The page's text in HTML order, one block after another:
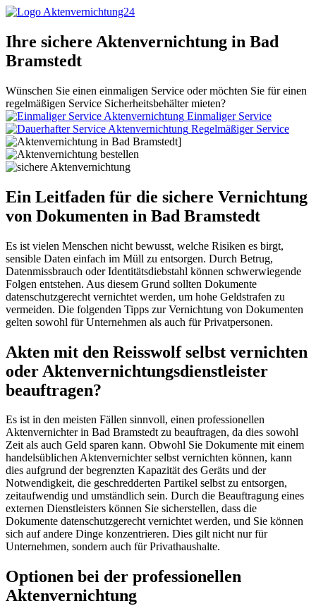
Ihre sichere Aktenvernichtung in Bad
Bramstedt
Wünschen Sie einen einmaligen Service oder möchten Sie für einen
regelmäßigen Service Sicherheitsbehälter mieten?
Einmaliger Service
Regelmäßiger Service
Ein Leitfaden für die sichere Vernichtung
von Dokumenten in Bad Bramstedt
Es ist vielen Menschen nicht bewusst, welche Risiken es birgt,
sensible Daten einfach im Müll zu entsorgen. Durch Betrug,
Datenmissbrauch oder Identitätsdiebstahl können schwerwiegende
Folgen entstehen. Aus diesem Grund sollten Dokumente
datenschutzgerecht vernichtet werden, um hohe Geldstrafen zu
vermeiden. Die folgenden Tipps zur Vernichtung von Dokumenten
gelten sowohl für Unternehmen als auch für Privatpersonen.
Akten mit den Reisswolf selbst vernichten
oder Aktenvernichtungsdienstleister
beauftragen?
Es ist in den meisten Fällen sinnvoll, einen professionellen
Aktenvernichter in Bad Bramstedt zu beauftragen, da dies sowohl
Zeit als auch Geld sparen kann. Obwohl Sie Dokumente mit einem
handelsüblichen Aktenvernichter selbst vernichten können, kann
dies aufgrund der begrenzten Kapazität des Geräts und der
Notwendigkeit, die geschredderten Partikel selbst zu entsorgen,
zeitaufwendig und umständlich sein. Durch die Beauftragung eines
externen Dienstleisters können Sie sicherstellen, dass die
Dokumente datenschutzgerecht vernichtet werden, und Sie können
sich auf andere Dinge konzentrieren. Dies gilt nicht nur für
Unternehmen, sondern auch für Privathaushalte.
Optionen bei der professionellen
Aktenvernichtung